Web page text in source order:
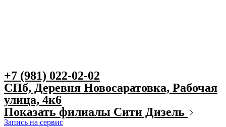
+7 (981) 022-02-02
СПб, Деревня Новосаратовка, Рабочая
улица, 4к6
Показать филиалы Сити Дизель
Запись на сервис